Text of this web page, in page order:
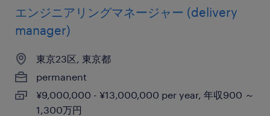
エンジニアリングマネージャー (delivery
manager)
東京23区, 東京都
permanent
¥9,000,000 - ¥13,000,000 per year, 年収900 ～
1,300万円